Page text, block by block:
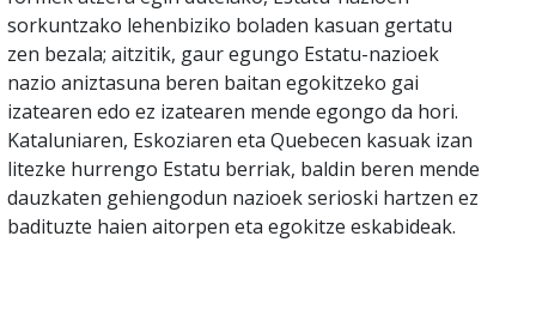
sorkuntzako lehenbiziko boladen kasuan gertatu
zen bezala; aitzitik, gaur egungo Estatu-nazioek
nazio aniztasuna beren baitan egokitzeko gai
izatearen edo ez izatearen mende egongo da hori.
Kataluniaren, Eskoziaren eta Quebecen kasuak izan
litezke hurrengo Estatu berriak, baldin beren mende
dauzkaten gehiengodun nazioek serioski hartzen ez
badituzte haien aitorpen eta egokitze eskabideak.